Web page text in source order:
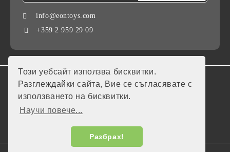
Този уебсайт използва бисквитки.
Разглеждайки сайта, Вие се съгласявате с
използването на бисквитки.
Научи повече...
Разбрах!
info@eontoys.com
+359 2 959 29 09
GDPR
Нашият онлайн магазин е 100% съобразен с GDPR.